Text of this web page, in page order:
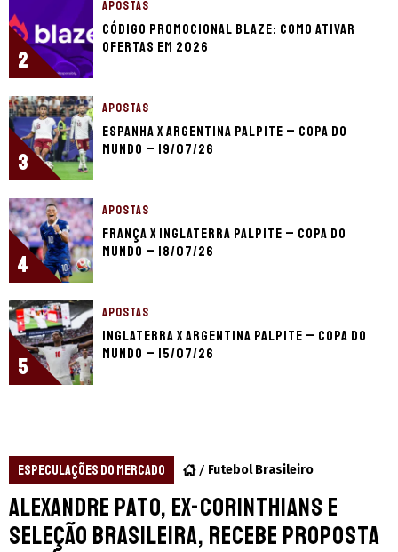
2
APOSTAS
Código promocional Blaze: como ativar
ofertas em 2026
3
APOSTAS
Espanha x Argentina palpite – Copa do
Mundo – 19/07/26
4
APOSTAS
França x Inglaterra palpite – Copa do
Mundo – 18/07/26
5
APOSTAS
Inglaterra x Argentina palpite – Copa do
Mundo – 15/07/26
ESPECULAÇÕES DO MERCADO Futebol Brasileiro
Alexandre Pato, ex-Corinthians e
Seleção Brasileira, recebe proposta